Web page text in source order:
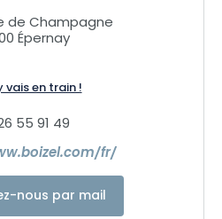
Crus, essentiels pour élaborer les
comme dans les caves, les
privilégiés, à la recherche de
de Champagne, inscrites
l’UNESCO, la Maison rayonne
à travers le monde
de Champagne
Épernay
vais en train !
55 91 49
fr/
nous par mail